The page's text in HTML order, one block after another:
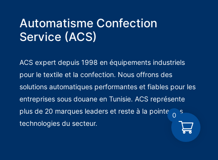
Automatisme Confection
Service (ACS)
ACS expert depuis 1998 en équipements industriels
pour le textile et la confection. Nous offrons des
solutions automatiques performantes et fiables pour les
entreprises sous douane en Tunisie. ACS représente
plus de 20 marques leaders et reste à la pointe des
technologies du secteur.
0